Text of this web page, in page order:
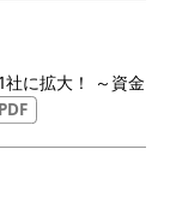
に拡大！ ～資金